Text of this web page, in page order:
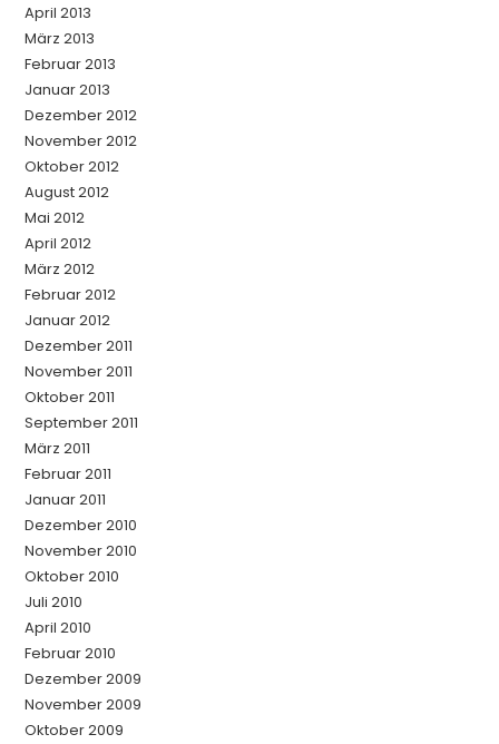
April 2013
März 2013
Februar 2013
Januar 2013
Dezember 2012
November 2012
Oktober 2012
August 2012
Mai 2012
April 2012
März 2012
Februar 2012
Januar 2012
Dezember 2011
November 2011
Oktober 2011
September 2011
März 2011
Februar 2011
Januar 2011
Dezember 2010
November 2010
Oktober 2010
Juli 2010
April 2010
Februar 2010
Dezember 2009
November 2009
Oktober 2009